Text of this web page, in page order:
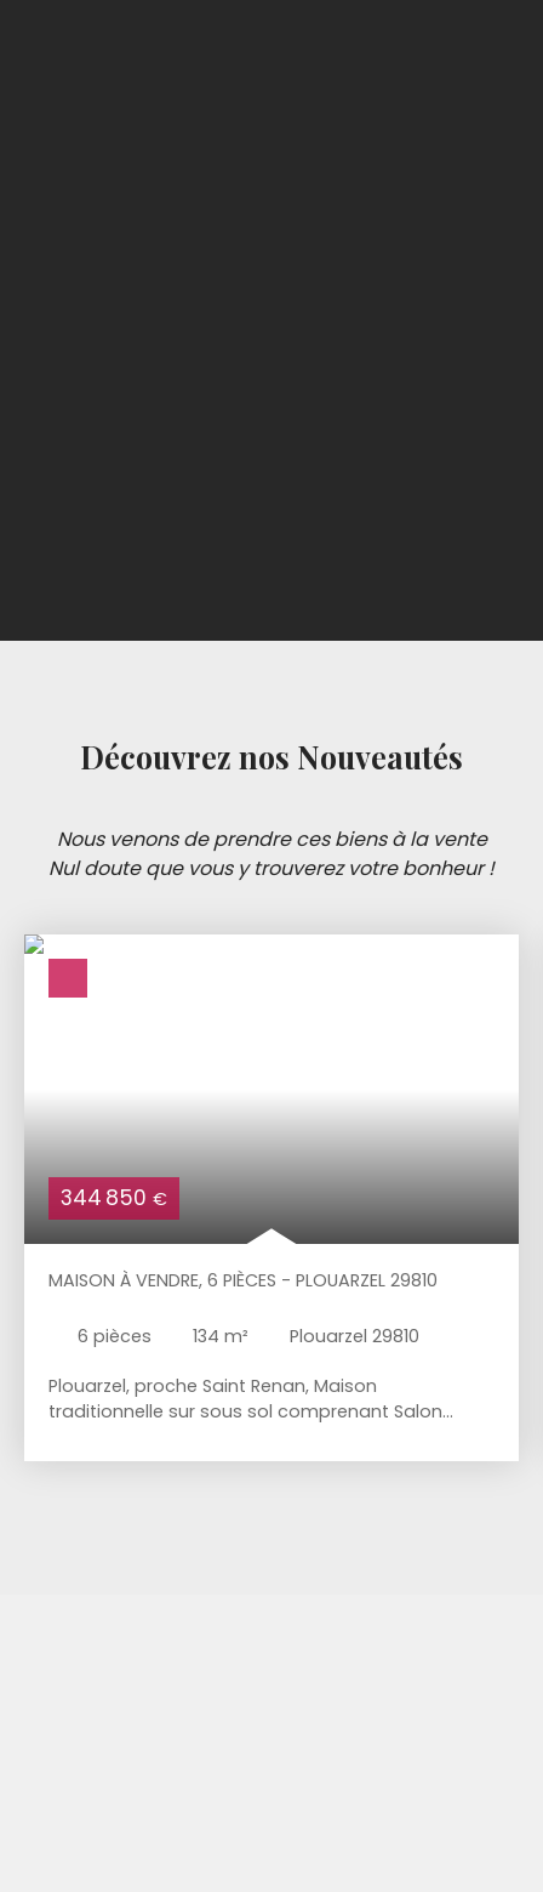
Découvrez nos Nouveautés
Nous venons de prendre ces biens à la vente
Nul doute que vous y trouverez votre bonheur !
344 850 €
MAISON À VENDRE, 6 PIÈCES - PLOUARZEL 29810
6 pièces 134 m² Plouarzel 29810
Plouarzel, proche Saint Renan, Maison
traditionnelle sur sous sol comprenant Salon
chambres, bureau, salle de bains. Sous sol